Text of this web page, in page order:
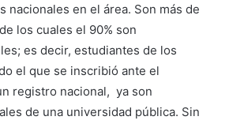
nacionales en el área. Son más de
los cuales el 90% son
es decir, estudiantes de los
el que se inscribió ante el
registro nacional, ya son
de una universidad pública. Sin